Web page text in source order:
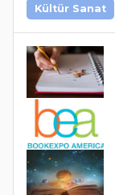
Kültür Sanat